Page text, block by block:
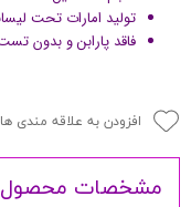
تولید امارات تحت
فاقد پارابن و بدون
افزودن به علاقه مندی ها
مشخصات محصول